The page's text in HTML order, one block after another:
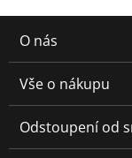
O nás
Vše o nákupu
Odstoupení od